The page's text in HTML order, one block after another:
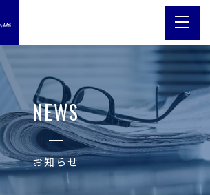
NEWS
お知らせ